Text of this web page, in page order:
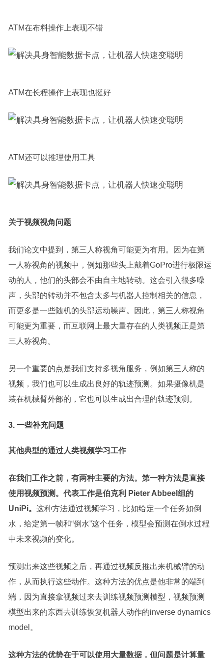
ATM在布料操作上表现不错
ATM在长程操作上表现也挺好
ATM还可以推理使用工具
关于视频视角问题
我们论文中提到，第三人称视角可能更为有用。因为在第
一人称视角的视频中，例如那些头上戴着GoPro进行极限运
动的人，他们的头部会不由自主地转动。这会引入很多噪
声，头部的转动并不包含太多与机器人控制相关的信息，
而更多是一些随机的头部运动噪声。因此，第三人称视角
可能更为重要，而互联网上最大量存在的人类视频正是第
三人称视角。
另一个重要的点是我们支持多视角服务，例如第三人称的
视频，我们也可以生成出良好的轨迹预测。如果摄像机是
装在机械臂外部的，它也可以生成出合理的轨迹预测。
3. 一些补充问题
其他典型的通过人类视频学习工作
在我们工作之前，有两种主要的方法。第一种方法是直接
使用视频预测。代表工作是伯克利 Pieter Abbeel组的
UniPi。 这种方法通过视频学习，比如给定一个任务如倒
水，给定第一帧和“倒水”这个任务，模型会预测在倒水过程
中未来视频的变化。
预测出来这些视频之后，再通过视频反推出来机械臂的动
作，从而执行这些动作。这种方法的优点是他非常的端到
端，因为直接拿视频过来去训练视频预测模型，视频预测
模型出来的东西去训练恢复机器人动作的inverse dynamics
model。
这种方法的优势在于可以使用大量数据，但问题是计算量